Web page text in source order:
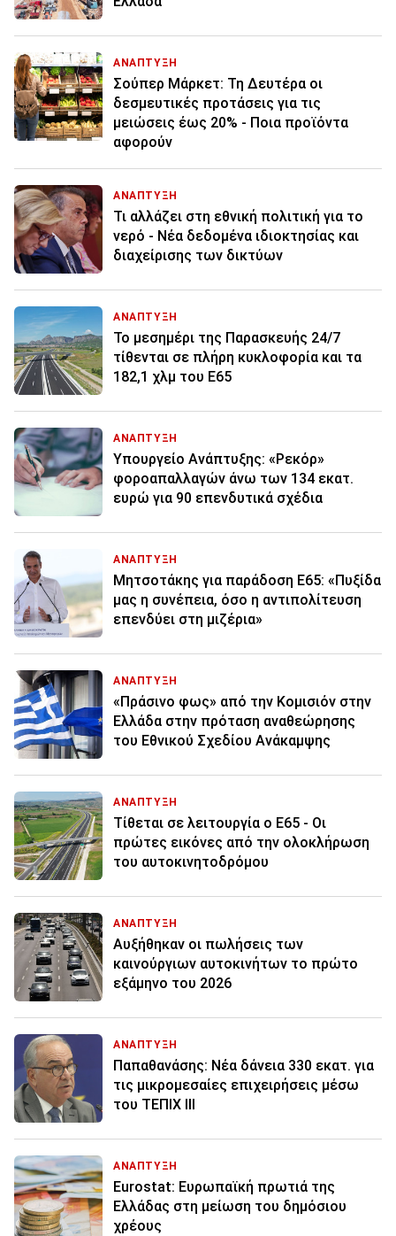
ΑΝΑΠΤΥΞΗ
Σούπερ Μάρκετ: Τη Δευτέρα οι
δεσμευτικές προτάσεις για τις
μειώσεις έως 20% - Ποια προϊόντα
αφορούν
ΑΝΑΠΤΥΞΗ
Τι αλλάζει στη εθνική πολιτική για το
νερό - Νέα δεδομένα ιδιοκτησίας και
διαχείρισης των δικτύων
ΑΝΑΠΤΥΞΗ
Το μεσημέρι της Παρασκευής 24/7
τίθενται σε πλήρη κυκλοφορία και τα
182,1 χλμ του Ε65
ΑΝΑΠΤΥΞΗ
Υπουργείο Ανάπτυξης: «Ρεκόρ»
φοροαπαλλαγών άνω των 134 εκατ.
ευρώ για 90 επενδυτικά σχέδια
ΑΝΑΠΤΥΞΗ
Μητσοτάκης για παράδοση Ε65: «Πυξίδα
μας η συνέπεια, όσο η αντιπολίτευση
επενδύει στη μιζέρια»
ΑΝΑΠΤΥΞΗ
«Πράσινο φως» από την Κομισιόν στην
Ελλάδα στην πρόταση αναθεώρησης
του Εθνικού Σχεδίου Ανάκαμψης
ΑΝΑΠΤΥΞΗ
Τίθεται σε λειτουργία ο Ε65 - Οι
πρώτες εικόνες από την ολοκλήρωση
του αυτοκινητοδρόμου
ΑΝΑΠΤΥΞΗ
Αυξήθηκαν οι πωλήσεις των
καινούργιων αυτοκινήτων το πρώτο
εξάμηνο του 2026
ΑΝΑΠΤΥΞΗ
Παπαθανάσης: Νέα δάνεια 330 εκατ. για
τις μικρομεσαίες επιχειρήσεις μέσω
του ΤΕΠΙΧ ΙΙΙ
ΑΝΑΠΤΥΞΗ
Eurostat: Ευρωπαϊκή πρωτιά της
Ελλάδας στη μείωση του δημόσιου
χρέους